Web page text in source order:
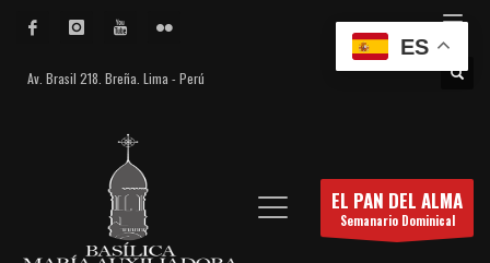
Av. Brasil 218. Breña. Lima - Perú
EL PAN DEL ALMA
Semanario Dominical
ES